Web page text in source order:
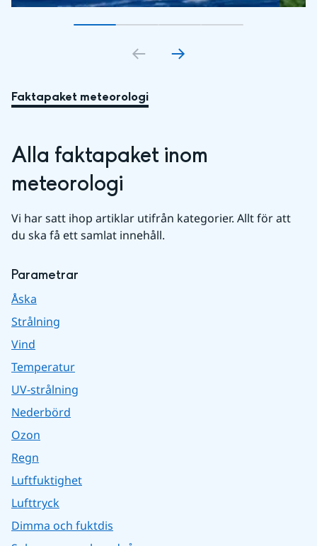
Gå till bildkort1
Gå till bildkort2
Gå till bildkort3
Gå till bildkort
Faktapaket meteorologi
Alla faktapaket inom
meteorologi
Vi har satt ihop artiklar utifrån kategorier. Allt för att
du ska få ett samlat innehåll.
Parametrar
Åska
Strålning
Vind
Temperatur
UV-strålning
Nederbörd
Ozon
Regn
Luftfuktighet
Lufttryck
Dimma och fuktdis